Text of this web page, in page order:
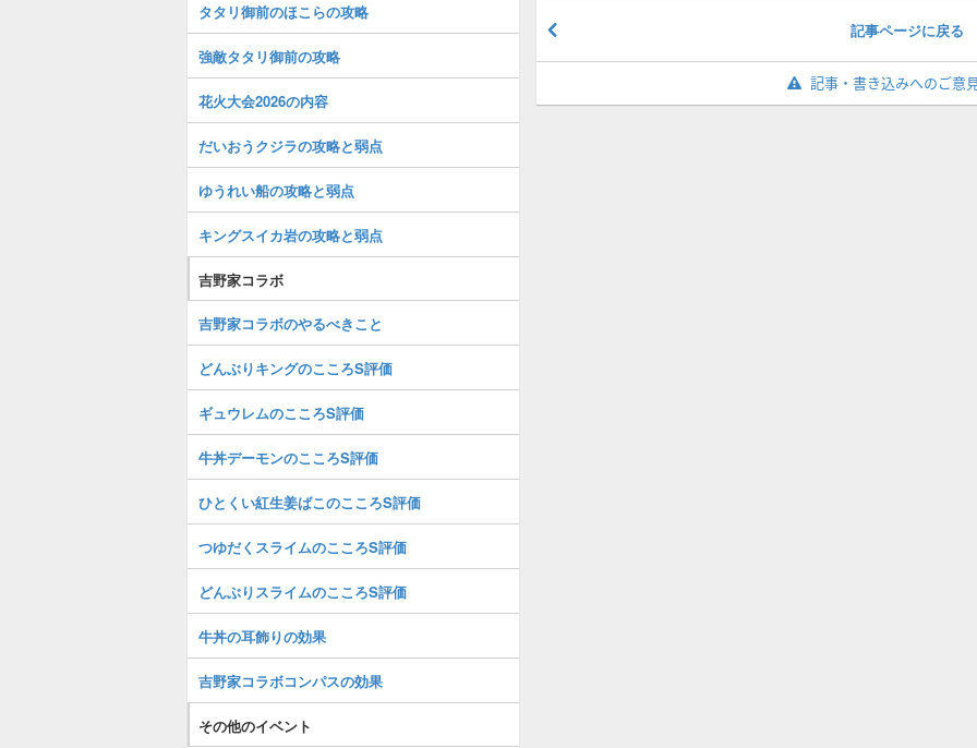
記事ページに戻る
記事・書き込みへのご意
タタリ御前のほこらの攻略
強敵タタリ御前の攻略
花火大会2026の内容
だいおうクジラの攻略と弱点
ゆうれい船の攻略と弱点
キングスイカ岩の攻略と弱点
吉野家コラボ
吉野家コラボのやるべきこと
どんぶりキングのこころS評価
ギュウレムのこころS評価
牛丼デーモンのこころS評価
ひとくい紅生姜ばこのこころS評価
つゆだくスライムのこころS評価
どんぶりスライムのこころS評価
牛丼の耳飾りの効果
吉野家コラボコンパスの効果
その他のイベント